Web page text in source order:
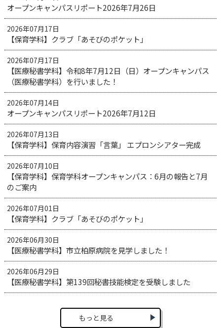
オープンキャンパスリポート2026年7月26日
2026年07月17日
【保育学科】クラブ「あそびのポケット」
2026年07月17日
【医療秘書学科】令和8年7月12日（日）オープンキャンパス
（医療秘書学科）を行いました！
2026年07月14日
オープンキャンパスリポート2026年7月12日
2026年07月13日
【保育学科】保育内容演習「言葉」 エプロンシアター完成
2026年07月10日
【保育学科】保育学科オープンキャンパス：6月の報告と7月
のご案内
2026年07月01日
【保育学科】クラブ「あそびのポケット」
2026年06月30日
【医療秘書学科】市立柏原病院を見学しました！
2026年06月29日
【医療秘書学科】第139回秘書技能検定を受験しました
もっと見る